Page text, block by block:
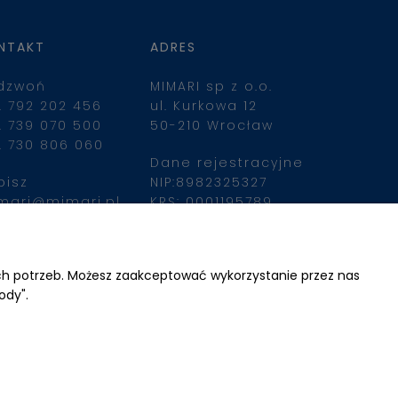
792 202 456
739 070 500
730 806 060
ADRES
MIMARI sp z o.o.
ul. Kurkowa 12
50-210 Wrocław
Dane rejestracyjne
NIP:8982325327
KRS: 0001195789
Możesz zaakceptować wykorzystanie przez nas